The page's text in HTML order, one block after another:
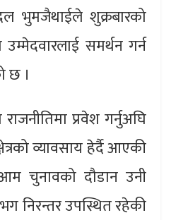
भुमजैथाईले शुक्रबारको
समर्थन गर्न
छ ।
प्रवेश गर्नुअघि
व्यावसाय हेर्दै आएकी
चुनावको दौडान उनी
निरन्तर उपस्थित रहेकी